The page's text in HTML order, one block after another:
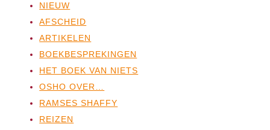
NIEUW
AFSCHEID
ARTIKELEN
BOEKBESPREKINGEN
HET BOEK VAN NIETS
OSHO OVER…
RAMSES SHAFFY
REIZEN